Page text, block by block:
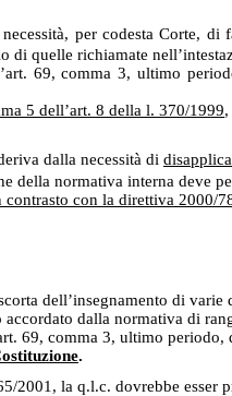
per codesta Corte, di
quelle richiamate
69, comma 3, ultimo
5 dell’art. 8 della l. 370/1999
dalla necessità di
della normativa interna deve
contrasto con la direttiva 2000/
dell’insegnamento di
dalla normativa di
69, comma 3, ultimo
.
la q.l.c. dovrebbe esser